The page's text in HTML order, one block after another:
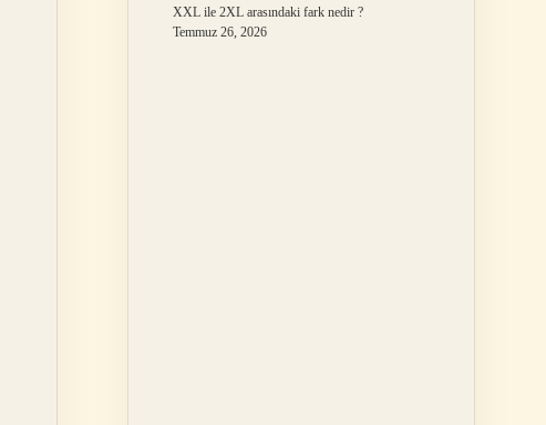
XXL ile 2XL arasındaki fark nedir ?
Temmuz 26, 2026